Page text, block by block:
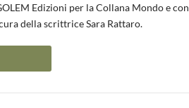
Edizioni per la Collana Mondo e con
della scrittrice Sara Rattaro.